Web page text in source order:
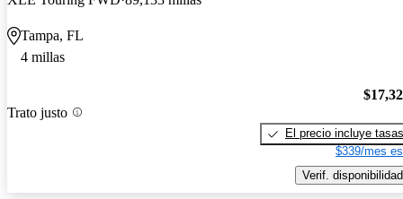
Tampa, FL
4 millas
Trato justo
El precio incluye tasas
$339/mes
Verif. disponibilidad